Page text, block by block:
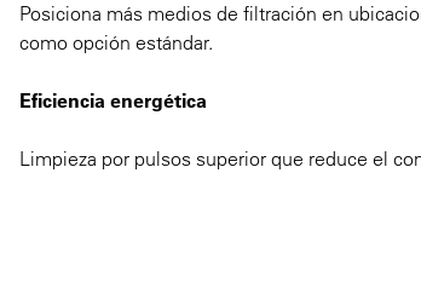
Posiciona más medios de filtración en
como opción estándar.
Eficiencia energética
Limpieza por pulsos superior que reduce el